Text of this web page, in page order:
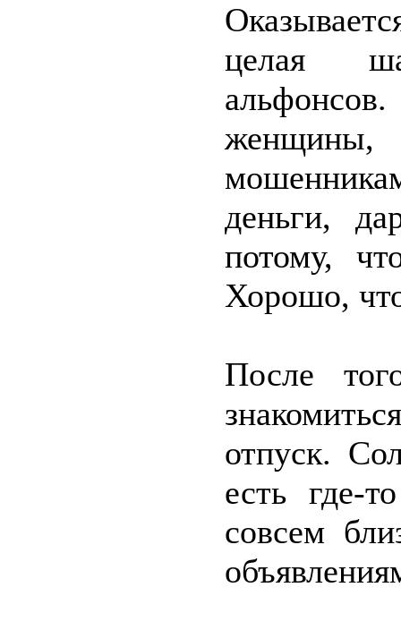
целая
деньги,
потому,
Хорошо,
После
отпуск.
есть где-
совсем